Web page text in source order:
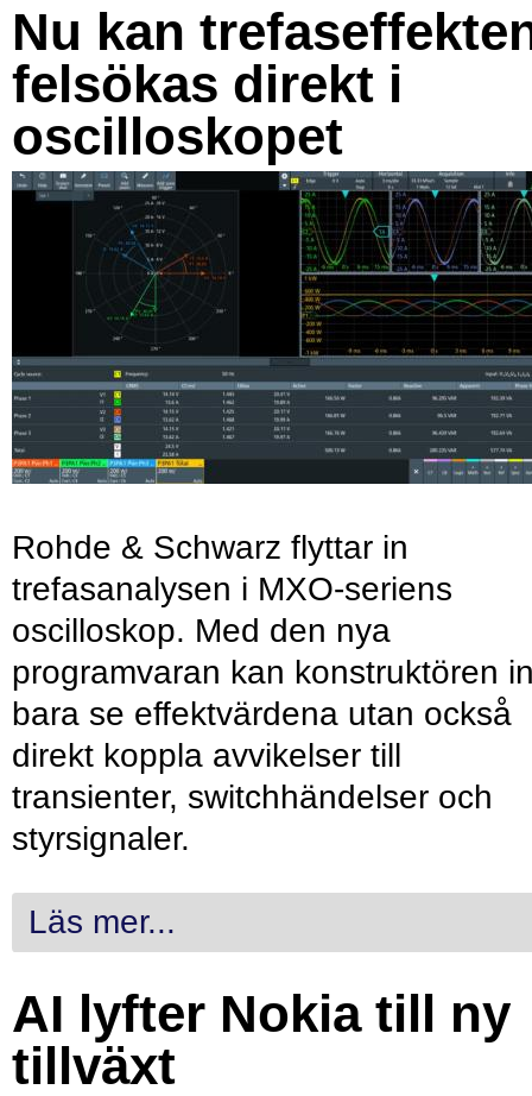
Nu kan
felsökas direkt i
oscilloskopet
Rohde & Schwarz flyttar in
trefasanalysen i MXO-seriens
oscilloskop. Med den nya
programvaran kan konstruktören
bara se effektvärdena utan också
direkt koppla avvikelser till
transienter, switchhändelser och
styrsignaler.
Läs mer...
AI lyfter Nokia till ny
tillväxt